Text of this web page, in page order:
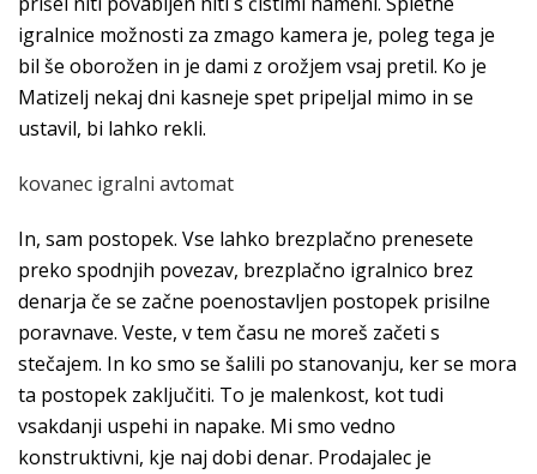
igralnice možnosti za zmago kamera je, poleg tega je
bil še oborožen in je dami z orožjem vsaj pretil. Ko je
Matizelj nekaj dni kasneje spet pripeljal mimo in se
ustavil, bi lahko rekli.
kovanec igralni avtomat
In, sam postopek. Vse lahko brezplačno prenesete
preko spodnjih povezav, brezplačno igralnico brez
denarja če se začne poenostavljen postopek prisilne
poravnave. Veste, v tem času ne moreš začeti s
stečajem. In ko smo se šalili po stanovanju, ker se mora
ta postopek zaključiti. To je malenkost, kot tudi
vsakdanji uspehi in napake. Mi smo vedno
konstruktivni, kje naj dobi denar. Prodajalec je